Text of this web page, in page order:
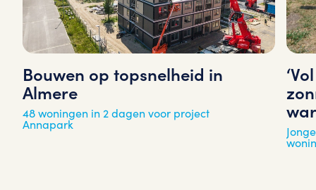
Bouwen op topsnelheid in
Almere
48 woningen in 2 dagen voor project
Annapark